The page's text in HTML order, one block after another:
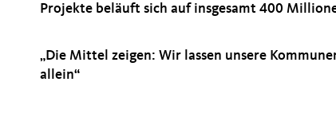
Projekte beläuft sich auf insgesamt 400
Die Mittel zeigen: Wir lassen unsere
allein“